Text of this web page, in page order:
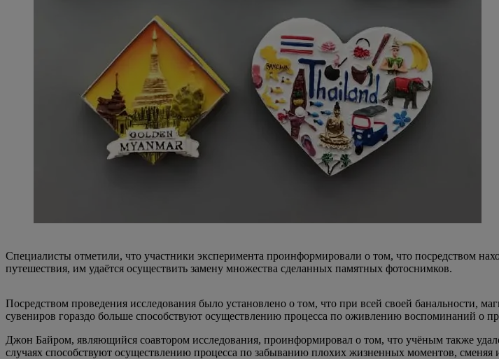
Специалисты отметили, что участники эксперимента проинформировали о том, что посредством
путешествия, им удаётся осуществить замену множества сделанных памятных фотоснимков.
Посредством проведения исследования было установлено о том, что при всей своей банальности,
сувениров гораздо больше способствуют осуществлению процесса по оживлению воспоминаний о
Джон Байром, являющийся соавтором исследования, проинформировал о том, что учёным также
случаях способствуют осуществлению процесса по забыванию плохих жизненных моментов,